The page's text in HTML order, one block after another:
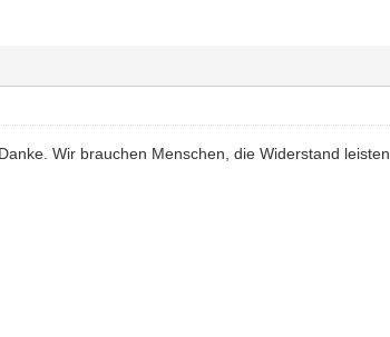
Wir brauchen Menschen, die Widerstand leisten.